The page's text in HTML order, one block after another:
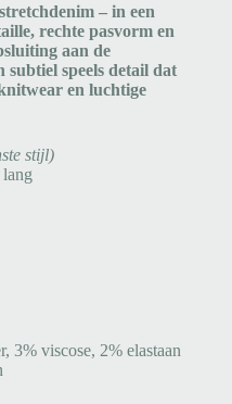
– in een
rechte pasvorm en
aan de
speels detail dat
en luchtige
stijl)
3% viscose, 2% elastaan